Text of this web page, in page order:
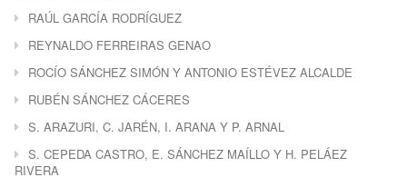
RAÚL GARCÍA RODRÍGUEZ
REYNALDO FERREIRAS GENAO
ROCÍO SÁNCHEZ SIMÓN Y ANTONIO ESTÉVEZ ALCALDE
RUBÉN SÁNCHEZ CÁCERES
S. ARAZURI, C. JARÉN, I. ARANA Y P. ARNAL
S. CEPEDA CASTRO, E. SÁNCHEZ MAÍLLO Y H. PELÁEZ
RIVERA